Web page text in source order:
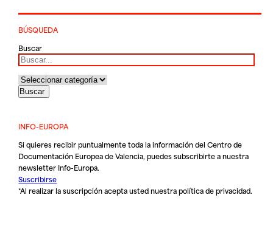
BÚSQUEDA
Buscar
INFO-EUROPA
Si quieres recibir puntualmente toda la información del Centro de
Documentación Europea de Valencia, puedes subscribirte a nuestra
newsletter Info-Europa.
Suscribirse
*Al realizar la suscripción acepta usted nuestrapolítica de privacidad.